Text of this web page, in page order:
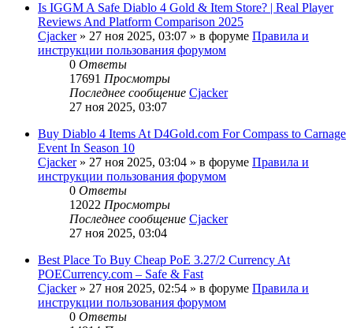
Is IGGM A Safe Diablo 4 Gold & Item Store? | Real Player
Reviews And Platform Comparison 2025
Cjacker» 27 ноя 2025, 03:07 » в форуме Правила и
инструкции пользования форумом
0 Ответы
17691 Просмотры
Последнее сообщение Cjacker
27 ноя 2025, 03:07
Buy Diablo 4 Items At D4Gold.com For Compass to Carnage
Event In Season 10
Cjacker» 27 ноя 2025, 03:04 » в форуме Правила и
инструкции пользования форумом
0 Ответы
12022 Просмотры
Последнее сообщение Cjacker
27 ноя 2025, 03:04
Best Place To Buy Cheap PoE 3.27/2 Currency At
POECurrency.com – Safe & Fast
Cjacker» 27 ноя 2025, 02:54 » в форуме Правила и
инструкции пользования форумом
0 Ответы